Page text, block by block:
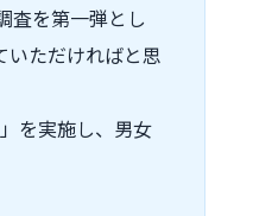
査を第一弾とし
いただければと思
を実施し、男女